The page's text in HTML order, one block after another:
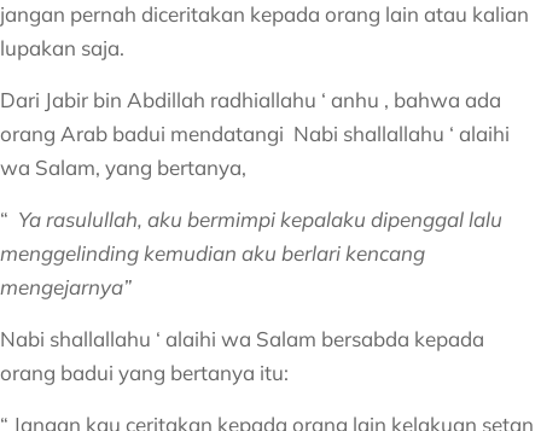
jangan pernah diceritakan kepada orang lain atau kalian
lupakan saja.
Dari Jabir bin Abdillah radhiallahu ‘ anhu , bahwa ada
orang Arab badui mendatangi Nabi shallallahu ‘ alaihi
wa Salam, yang bertanya,
“ Ya rasulullah, aku bermimpi kepalaku dipenggal lalu
menggelinding kemudian aku berlari kencang
mengejarnya”
Nabi shallallahu ‘ alaihi wa Salam bersabda kepada
orang badui yang bertanya itu:
“ Jangan kau ceritakan kepada orang lain kelakuan setan